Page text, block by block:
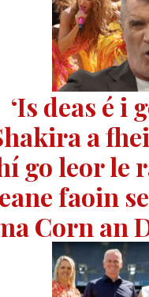
‘Is deas é i
a
go leor le
faoin
Corn an